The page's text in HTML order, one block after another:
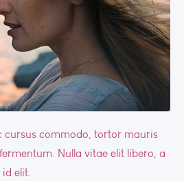
cursus commodo, tortor mauris
Nulla vitae elit libero, a
elit.